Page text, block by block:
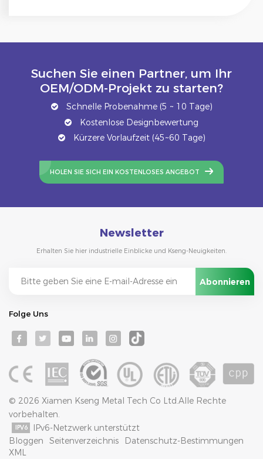
Suchen Sie einen Partner, um Ihr
OEM/ODM-Projekt zu starten?
Schnelle Probenahme (5 ~ 10 Tage)
Kostenlose Designbewertung
Kürzere Vorlaufzeit (45~60 Tage)
HOLEN SIE SICH EIN KOSTENLOSES ANGEBOT
Newsletter
Erhalten Sie hier industrielle Einblicke und Kseng-Neuigkeiten.
Folge Uns
© 2026 Xiamen Kseng Metal Tech Co Ltd.Alle Rechte
vorbehalten.
IPv6-Netzwerk unterstützt
Bloggen
Seitenverzeichnis
Datenschutz-Bestimmungen
XML